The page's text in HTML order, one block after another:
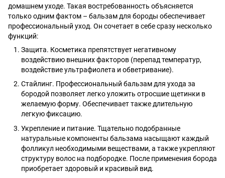
домашнем уходе. Такая востребованность объясняется
только одним фактом – бальзам для бороды обеспечивает
профессиональный уход. Он сочетает в себе сразу несколько
функций:
Защита. Косметика препятствует негативному
воздействию внешних факторов (перепад температур,
воздействие ультрафиолета и обветривание).
Стайлинг. Профессиональный бальзам для ухода за
бородой позволяет легко уложить отросшие щетинки в
желаемую форму. Обеспечивает также длительную
легкую фиксацию.
Укрепление и питание. Тщательно подобранные
натуральные компоненты бальзама насыщают каждый
фолликул необходимыми веществами, а также укрепляют
структуру волос на подбородке. После применения борода
приобретает здоровый и красивый вид.